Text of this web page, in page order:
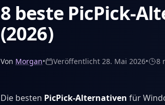
8 beste PicPick-
(2026)
Von Morgan• Veröffentlicht 28. Mai 2026• 8
Die besten PicPick-Alternativen für